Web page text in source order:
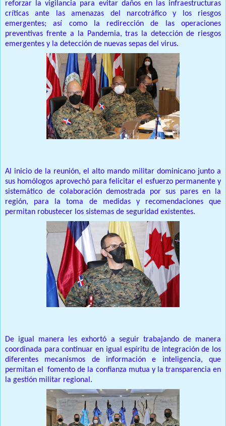
reforzar la vigilancia para evitar daños en las infraestructuras
críticas ante las amenazas del narcotráfico y los riesgos
emergentes; así como la redirección de las operaciones
preventivas frente a la Pandemia, tras la detección de riesgos
emergentes y la detección de nuevas sepas del virus.
Al inicio de la reunión, el alto mando militar dominicano junto a
sus homólogos aprovechó para felicitar el esfuerzo permanente y
sistemático de colaboración demostrada por sus pares en la
región, para la toma de medidas y recomendaciones que
permitan robustecer los sistemas de seguridad existentes.
De igual manera les exhortó a seguir trabajando de manera
coordinada para continuar en igual espíritu de integración de los
diferentes mecanismos de información e inteligencia, que
permitan el fomento de la confianza mutua y la transparencia en
la gestión militar regional.